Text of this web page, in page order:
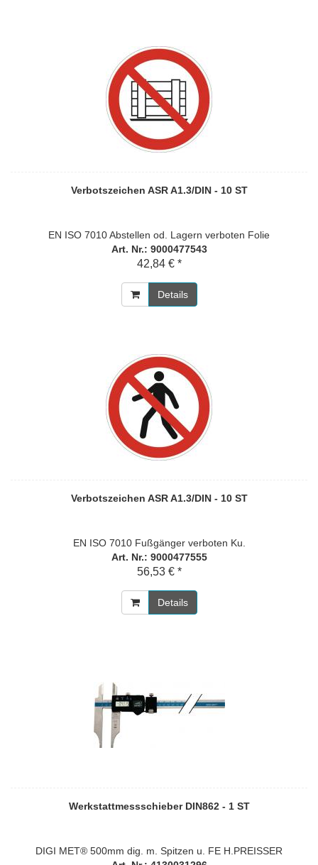
Verbotszeichen ASR A1.3/DIN - 10 ST
EN ISO 7010 Abstellen od. Lagern verboten Folie
Art. Nr.: 9000477543
42,84 € *
Details
Verbotszeichen ASR A1.3/DIN - 10 ST
EN ISO 7010 Fußgänger verboten Ku.
Art. Nr.: 9000477555
56,53 € *
Details
Werkstattmessschieber DIN862 - 1 ST
DIGI MET® 500mm dig. m. Spitzen u. FE H.PREISSER